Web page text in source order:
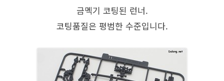
금멕기 코팅된 런너.
코팅품질은 평범한 수준입니다.